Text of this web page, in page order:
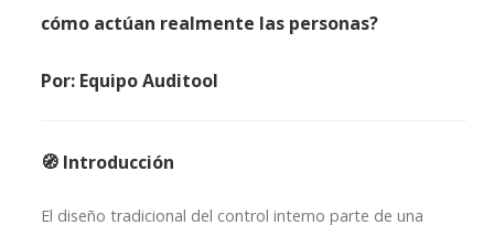
cómo actúan realmente las personas?
Por: Equipo Auditool
🧭 Introducción
El diseño tradicional del control interno parte de una